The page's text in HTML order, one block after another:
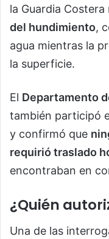
la Guardia Costera
del hundimiento,
agua mientras la
la superficie.
El Departamento
también participó
y confirmó que
requirió traslado
encontraban en
¿Quién
Una de las